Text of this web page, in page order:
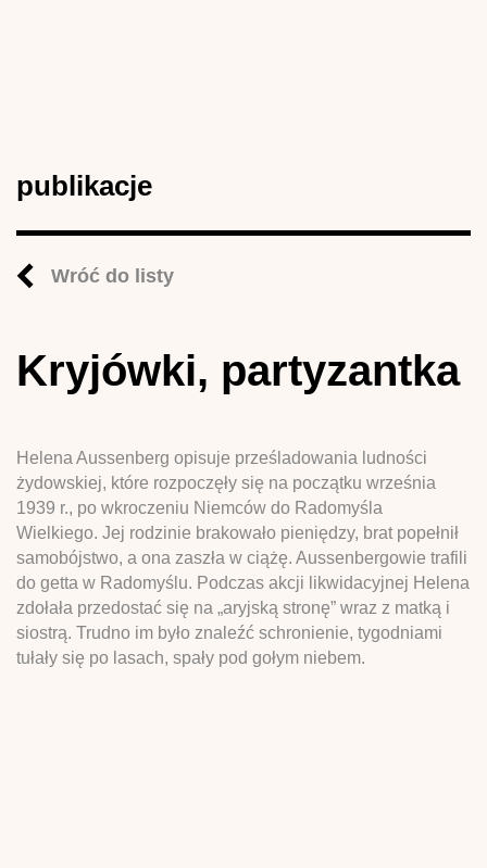
publikacje
Wróć do listy
Kryjówki, partyzantka
Helena Aussenberg opisuje prześladowania ludności
żydowskiej, które rozpoczęły się na początku września
1939 r., po wkroczeniu Niemców do Radomyśla
Wielkiego. Jej rodzinie brakowało pieniędzy, brat popełnił
samobójstwo, a ona zaszła w ciążę. Aussenbergowie trafili
do getta w Radomyślu. Podczas akcji likwidacyjnej Helena
zdołała przedostać się na „aryjską stronę” wraz z matką i
siostrą. Trudno im było znaleźć schronienie, tygodniami
tułały się po lasach, spały pod gołym niebem.